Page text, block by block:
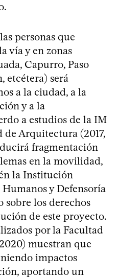
personas que
vía y en zonas
Capurro, Paso
etcétera) será
a la ciudad, a la
y a la
a estudios de la IM
de Arquitectura (2017,
fragmentación
en la movilidad,
la Institución
y Defensoría
sobre los derechos
de este proyecto.
por la Facultad
muestran que
impactos
aportando un